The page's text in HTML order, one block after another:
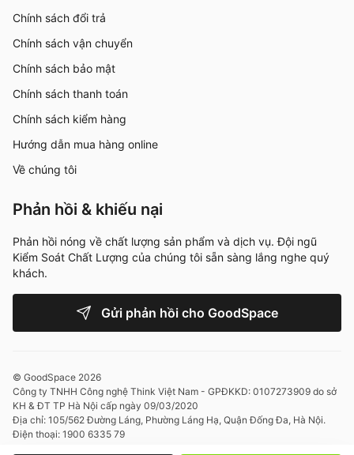
Chính sách đổi trả
Chính sách vận chuyển
Chính sách bảo mật
Chính sách thanh toán
Chính sách kiểm hàng
Hướng dẫn mua hàng online
Về chúng tôi
Phản hồi & khiếu nại
Phản hồi nóng về chất lượng sản phẩm và dịch vụ. Đội ngũ
Kiểm Soát Chất Lượng của chúng tôi sẵn sàng lắng nghe quý
khách.
Gửi phản hồi cho GoodSpace
© GoodSpace 2026
Công ty TNHH Công nghệ Think Việt Nam - GPĐKKD: 0107273909 do sở
KH & ĐT TP Hà Nội cấp ngày 09/03/2020
Địa chỉ: 105/562 Đường Láng, Phường Láng Hạ, Quận Đống Đa, Hà Nội.
Điện thoại: 1900 6335 79